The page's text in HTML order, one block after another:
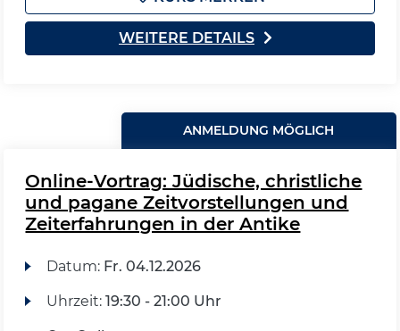
WEITERE DETAILS
ANMELDUNG MÖGLICH
Online-Vortrag: Jüdische, christliche
und pagane Zeitvorstellungen und
Zeiterfahrungen in der Antike
Datum: Fr. 04.12.2026
Uhrzeit: 19:30 - 21:00 Uhr